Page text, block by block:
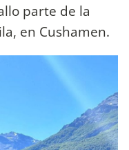
parte de la
en Cushamen.